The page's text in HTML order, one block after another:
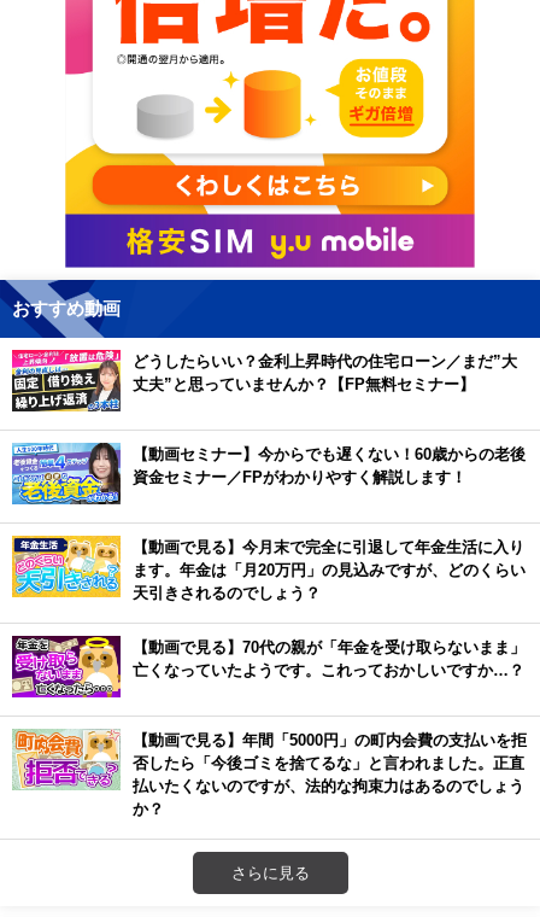
おすすめ動画
どうしたらいい？金利上昇時代の住宅ローン／まだ”大
丈夫”と思っていませんか？【FP無料セミナー】
【動画セミナー】今からでも遅くない！60歳からの老後
資金セミナー／FPがわかりやすく解説します！
【動画で見る】今月末で完全に引退して年金生活に入り
ます。年金は「月20万円」の見込みですが、どのくらい
天引きされるのでしょう？
【動画で見る】70代の親が「年金を受け取らないまま」
亡くなっていたようです。これっておかしいですか…？
【動画で見る】年間「5000円」の町内会費の支払いを拒
否したら「今後ゴミを捨てるな」と言われました。正直
払いたくないのですが、法的な拘束力はあるのでしょう
か？
さらに見る